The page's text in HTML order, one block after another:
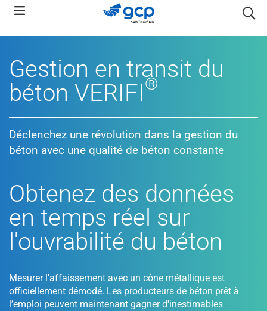
Skip
main
search
Gestion en transit du
béton VERIFI®
Déclenchez une révolution dans la gestion du
béton avec une qualité de béton constante
Obtenez des données
en temps réel sur
l'ouvrabilité du béton
Mesurer l'affaissement avec un cône métallique est
officiellement démodé. Les producteurs de béton prêt à
l’emploi peuvent maintenant gagner d'inestimables